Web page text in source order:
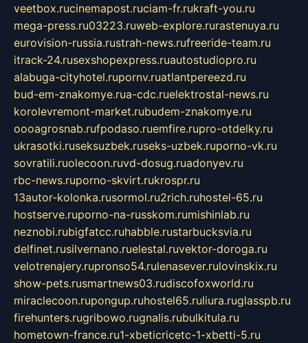
veetbox.rucinemapost.ruciam-fr.rukraft-you.ru
mega-press.ru03223.ruweb-explore.rurastenuya.ru
eurovision-russia.rustrah-news.rufreeride-team.ru
itrack-24.rusexshopexpress.ruautostudiopro.ru
alabuga-cityhotel.rupornv.ruatlantpereezd.ru
bud-em-znakomye.rua-cdc.ruelektrostal-news.ru
korolevremont-market.rubudem-znakomye.ru
oooagrosnab.rufpodaso.ruemfire.rupro-otdelky.ru
ukrasotki.ruseksuzbek.ruseks-uzbek.ruporno-vk.ru
sovratili.ruolecoon.ruvd-dosug.ruadonyev.ru
rbc-news.ruporno-skvirt.rukrospr.ru
13autor-kolonka.rusormol.ru2rich.ruhostel-65.ru
hostserve.ruporno-na-russkom.rumishinlab.ru
neznobi.rubigfatcc.ruhabble.rustarbucksvia.ru
delfinet.rusilvernano.ruelestal.ruvektor-doroga.ru
velotrenajery.rupronso54.rulenasever.rulovinskix.ru
show-pets.rusmartnews03.rudiscofoxworld.ru
miraclecoon.rupongup.ruhostel65.ruliura.ruglasspb.ru
firehunters.rugribowo.rugnalis.rubulkitula.ru
hometown-france.ru1-xbeticricetc-1-xbetti-5.ru